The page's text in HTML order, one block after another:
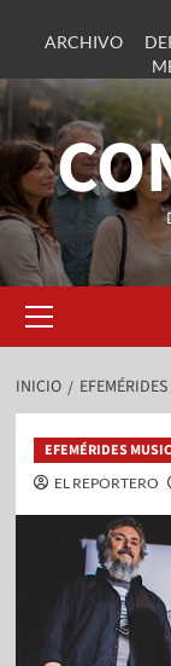
ARCHIVO
INICIO
EFEMÉRIDES
EL REPORTERO